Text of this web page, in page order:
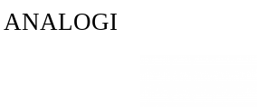
ANALOGI